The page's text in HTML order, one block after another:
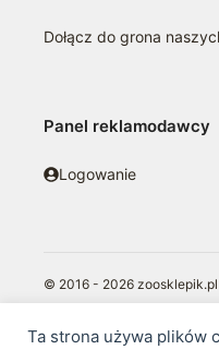
Ta strona używa plików
Dołącz do grona
Panel reklamodawcy
Logowanie
© 2016 - 2026 zoosklepik.pl